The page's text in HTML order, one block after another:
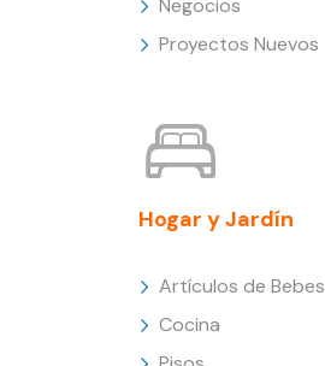
Negocios
Proyectos Nuevos
Hogar y Jardín
Artículos de Bebes
Cocina